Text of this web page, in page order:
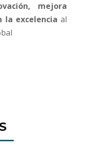
mejora
la excelencia al